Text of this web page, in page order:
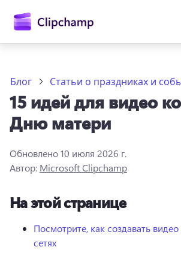
содержимому
Попробовать бесплатно
Блог Статьи о праздниках и
15 идей для видео ко
Дню матери
Обновлено10 июля 2026 г.
Автор: Microsoft Clipchamp
На этой странице
Посмотрите, как создавать
сетях